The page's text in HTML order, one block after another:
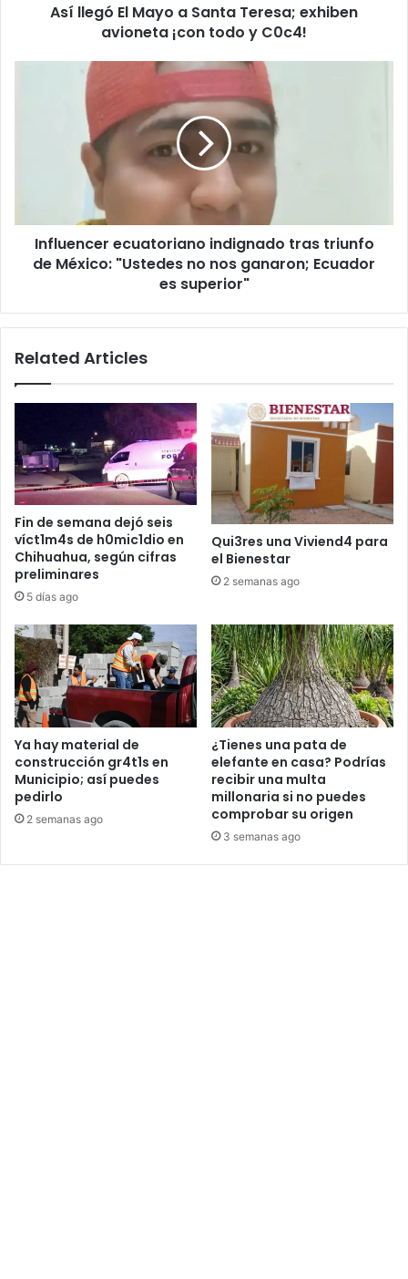
Así llegó El Mayo a Santa Teresa; exhiben
avioneta ¡con todo y C0c4!
no
ganaron;
superior"
Influencer ecuatoriano indignado tras triunfo
de México: "Ustedes no nos ganaron; Ecuador
es superior"
Related Articles
Fin de semana dejó seis
víct1m4s de h0mic1dio en
Chihuahua, según cifras
preliminares
5 días ago
Qui3res una Viviend4 para
el Bienestar
2 semanas ago
Ya hay material de
construcción gr4t1s en
Municipio; así puedes
pedirlo
2 semanas ago
¿Tienes una pata de
elefante en casa? Podrías
recibir una multa
millonaria si no puedes
comprobar su origen
3 semanas ago